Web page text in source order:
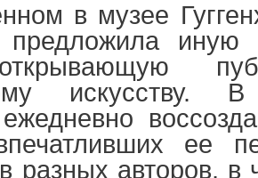
в музее
иную
искусству.
ее
разных авторов,